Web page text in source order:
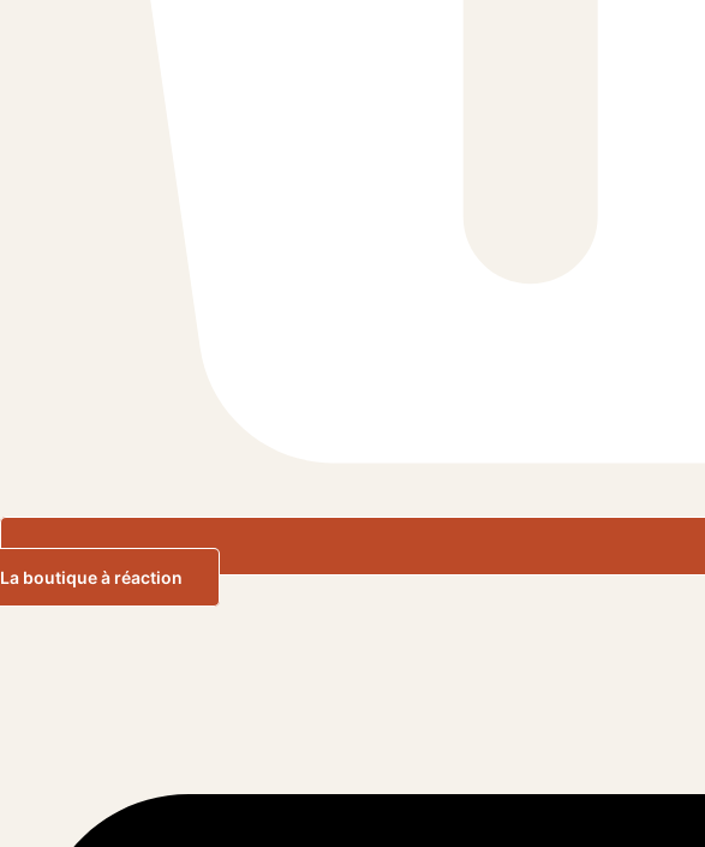
La boutique à réaction